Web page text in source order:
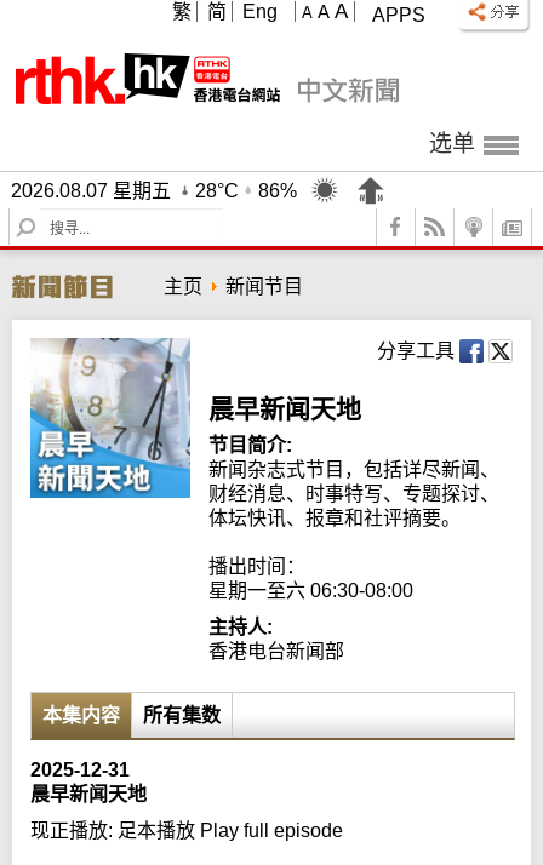
APPS
A A A
繁 简 Eng
选单
2026.08.07 星期五 28°C
86%
S
e
r
c
h
主页 新闻节目
分享工具
晨早新闻天地
节目简介:
新闻杂志式节目，包括详尽新闻、
财经消息、时事特写、专题探讨、
体坛快讯、报章和社评摘要。
播出时间：
星期一至六 06:30-08:00
主持人:
香港电台新闻部
本集内容 所有集数
2025-12-31
晨早新闻天地
现正播放: 足本播放 Play full episode